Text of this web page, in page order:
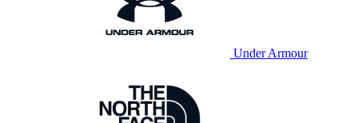
Under Armour